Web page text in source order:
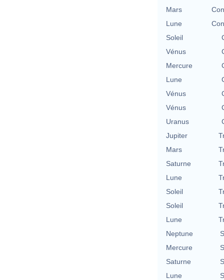
Mars
Lune
Soleil
Vénus
Mercure
Lune
Vénus
Vénus
Uranus
Jupiter
Mars
Saturne
Lune
Soleil
Soleil
Lune
Neptune
Mercure
Saturne
Lune